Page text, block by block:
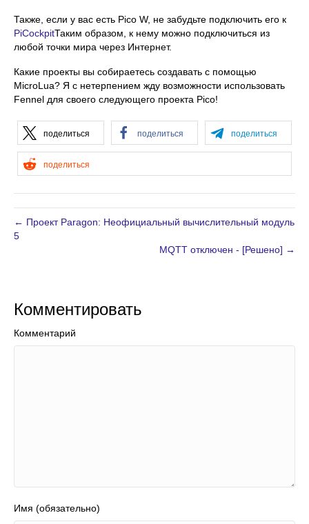
Также, если у вас есть Pico W, не забудьте подключить его к
PiCockpitТаким образом, к нему можно подключиться из
любой точки мира через Интернет.
Какие проекты вы собираетесь создавать с помощью
MicroLua? Я с нетерпением жду возможности использовать
Fennel для своего следующего проекта Pico!
поделиться поделиться поделиться
поделиться
← Проект Paragon: Неофициальный вычислительный модуль
5
MQTT отключен - [Решено] →
Комментировать
Комментарий
Имя (обязательно)